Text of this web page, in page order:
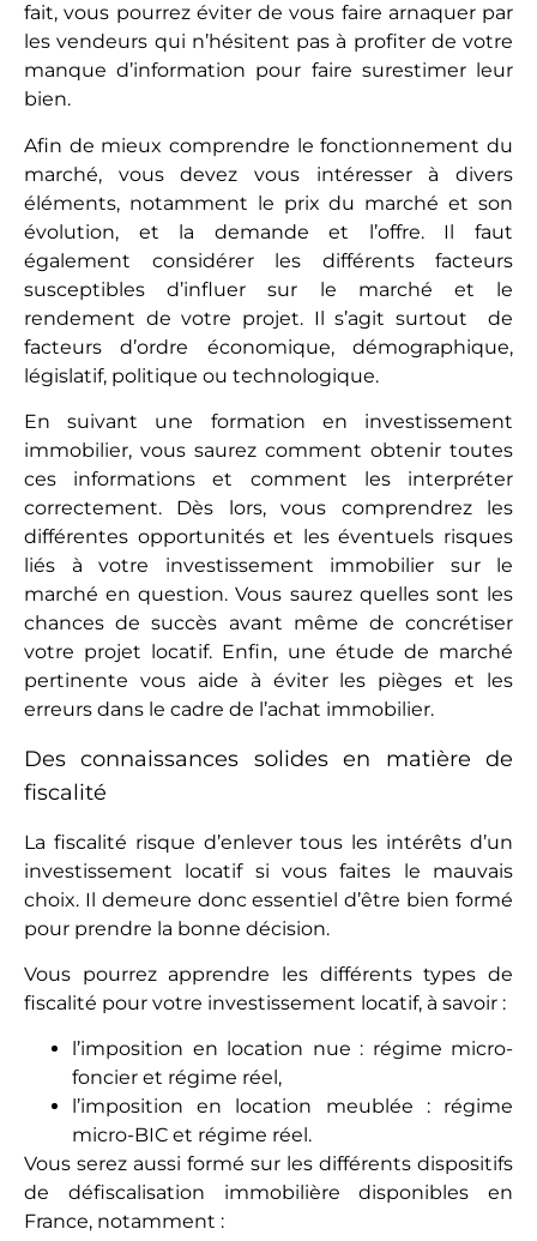
fait, vous pourrez éviter de vous faire arnaquer par
les vendeurs qui n’hésitent pas à profiter de votre
manque d’information pour faire surestimer leur
bien.
Afin de mieux comprendre le fonctionnement du
marché, vous devez vous intéresser à divers
éléments, notamment le prix du marché et son
évolution, et la demande et l’offre. Il faut
également considérer les différents facteurs
susceptibles d’influer sur le marché et le
rendement de votre projet. Il s’agit surtout de
facteurs d’ordre économique, démographique,
législatif, politique ou technologique.
En suivant une formation en investissement
immobilier, vous saurez comment obtenir toutes
ces informations et comment les interpréter
correctement. Dès lors, vous comprendrez les
différentes opportunités et les éventuels risques
liés à votre investissement immobilier sur le
marché en question. Vous saurez quelles sont les
chances de succès avant même de concrétiser
votre projet locatif. Enfin, une étude de marché
pertinente vous aide à éviter les pièges et les
erreurs dans le cadre de l’achat immobilier.
Des connaissances solides en matière de
fiscalité
La fiscalité risque d’enlever tous les intérêts d’un
investissement locatif si vous faites le mauvais
choix. Il demeure donc essentiel d’être bien formé
pour prendre la bonne décision.
Vous pourrez apprendre les différents types de
fiscalité pour votre investissement locatif, à savoir :
l’imposition en location nue : régime micro-
foncier et régime réel,
l’imposition en location meublée : régime
micro-BIC et régime réel.
Vous serez aussi formé sur les différents dispositifs
de défiscalisation immobilière disponibles en
France, notamment :